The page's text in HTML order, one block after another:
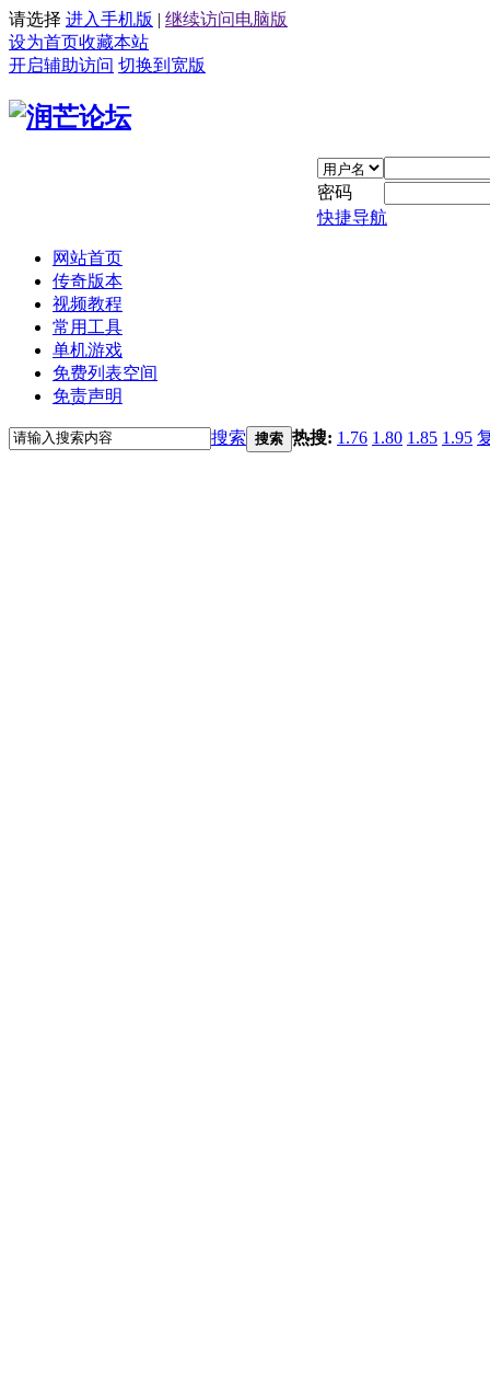
请选择 进入手机版 | 继续访问电脑版
设为首页收藏本站
开启辅助访问 切换到宽版
密码
快捷导航
网站首页
传奇版本
视频教程
常用工具
单机游戏
免费列表空间
免责声明
搜索 搜索 热搜: 1.76 1.80 1.85 1.95